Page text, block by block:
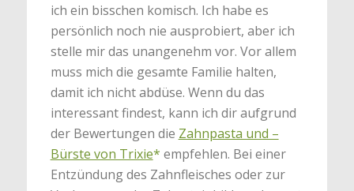
ich ein bisschen komisch. Ich habe es
persönlich noch nie ausprobiert, aber ich
stelle mir das unangenehm vor. Vor allem
muss mich die gesamte Familie halten,
damit ich nicht abdüse. Wenn du das
interessant findest, kann ich dir aufgrund
der Bewertungen die Zahnpasta und –
Bürste von Trixie* empfehlen. Bei einer
Entzündung des Zahnfleisches oder zur